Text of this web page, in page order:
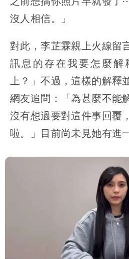
沒人相信。」
對此，李芷霖親上火線留
訊息的存在我要怎麼
上？」不過，這樣的解釋
網友追問：「為甚麼不能
沒有想過要對這件事回覆
啦。」目前尚未見她有進